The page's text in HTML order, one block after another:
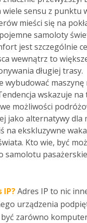
sensu z punktu
mieści się na
samoloty
jest szczególnie
wewnątrz to
długiej trasy.
wybudować maszynę
wskazuje na
możliwości
jako alternatywy dla
na ekskluzywne
Kto wie, być
samolotu
IP?Adres IP to nic
urządzenia
zarówno komputer